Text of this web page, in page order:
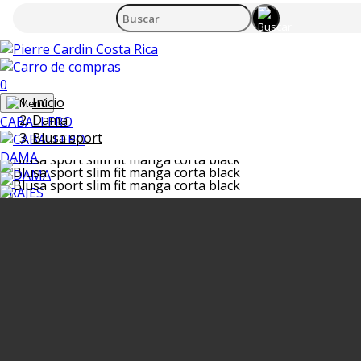
0
CABALLERO
DAMA
TRAJES
Inicio
Dama
Blusa sport